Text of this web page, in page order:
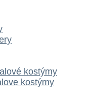
kostýmy
kostýmy